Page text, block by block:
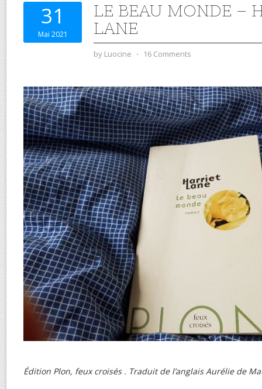
31
Mai 2021
LE BEAU MONDE –
LANE
by Luocine ⋅ 16 Comments
Édition Plon, feux croisés . Traduit de l’anglais Aurélie de